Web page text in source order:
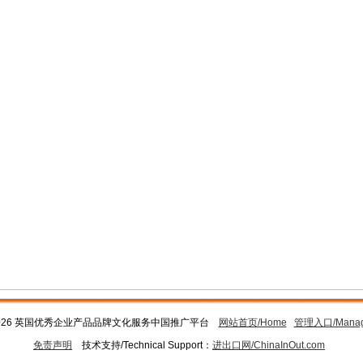
英国优秀企业产品品牌文化服务中国推广平台 网站首页/Home
管理入口/
免责声明
技术支持/Technical Support： 进出口网/ChinaInOut.com